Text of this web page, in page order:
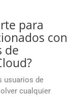
para
con
de
usuarios de
cualquier